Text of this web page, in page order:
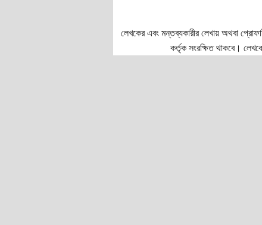
লেখকের এবং মন্তব্যকারীর লেখায় অথবা
কর্তৃক সংরক্ষিত থাকবে।